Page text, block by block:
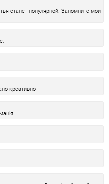
станет популярной. Запомните мои
креативно